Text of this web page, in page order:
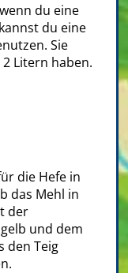
du eine
du eine
Sie
Litern haben.
die Hefe in
das Mehl in
der
und dem
den Teig